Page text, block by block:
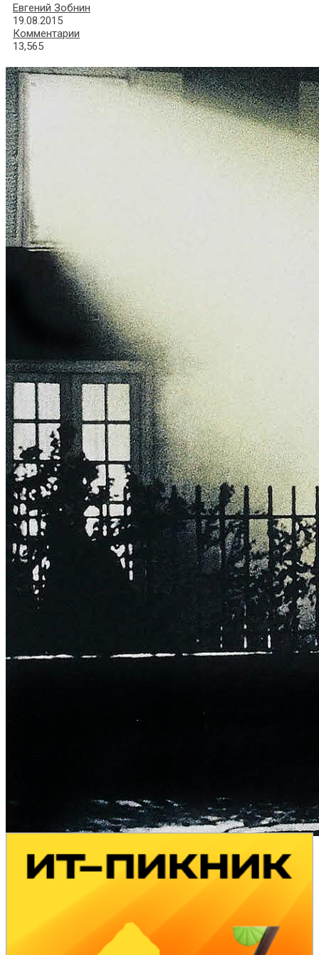
Евгений Зобнин
19.08.2015
Комментарии
13,565